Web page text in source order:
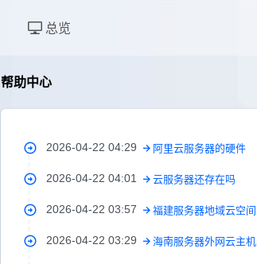
总览
帮助中心
2026-04-22 04:29 阿里云服务器的硬件
2026-04-22 04:01 云服务器还存在吗
2026-04-22 03:57 福建服务器地域云空间
2026-04-22 03:29 海南服务器外网云主机